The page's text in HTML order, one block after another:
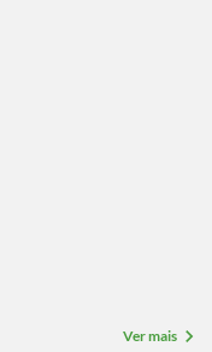
Ver mais chevron_right